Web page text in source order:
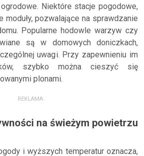
Niektóre stacje pogodowe,
moduły, pozwalające na sprawdzanie
Popularne hodowle warzyw czy
są w domowych doniczkach,
uwagi. Przy zapewnieniu im
szybko można cieszyć się
plonami.
REKLAMA:
na świeżym powietrzu
i wyższych temperatur oznacza,